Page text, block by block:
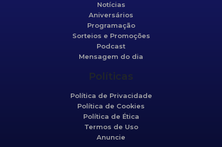
Notícias
Aniversários
Programação
Sorteios e Promoções
Podcast
Mensagem do dia
Políticas
Política de Privacidade
Política de Cookies
Política de Ética
Termos de Uso
Anuncie